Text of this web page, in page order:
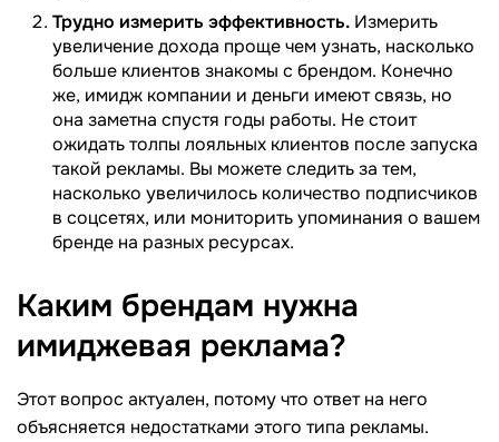
Трудно измерить эффективность. Измерить
увеличение дохода проще чем узнать, насколько
больше клиентов знакомы с брендом. Конечно
же, имидж компании и деньги имеют связь, но
она заметна спустя годы работы. Не стоит
ожидать толпы лояльных клиентов после запуска
такой рекламы. Вы можете следить за тем,
насколько увеличилось количество подписчиков
в соцсетях, или мониторить упоминания о вашем
бренде на разных ресурсах.
Каким брендам нужна
имиджевая реклама?
Этот вопрос актуален, потому что ответ на него
объясняется недостатками этого типа рекламы.